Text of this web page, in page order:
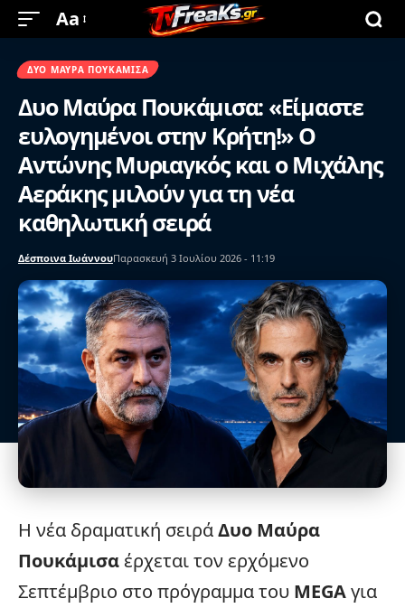
Aa
ΔΥΟ ΜΑΎΡΑ ΠΟΥΚΆΜΙΣΑ
Δυο Μαύρα Πουκάμισα: «Είμαστε
ευλογημένοι στην Κρήτη!» Ο
Αντώνης Μυριαγκός και ο Μιχάλης
Αεράκης μιλούν για τη νέα
καθηλωτική σειρά
Δέσποινα ΙωάννουΠαρασκευή 3 Ιουλίου 2026 - 11:19
Η νέα δραματική σειράΔυο Μαύρα
Πουκάμισα έρχεται τον ερχόμενο
Σεπτέμβριο στο πρόγραμμα του MEGAγια